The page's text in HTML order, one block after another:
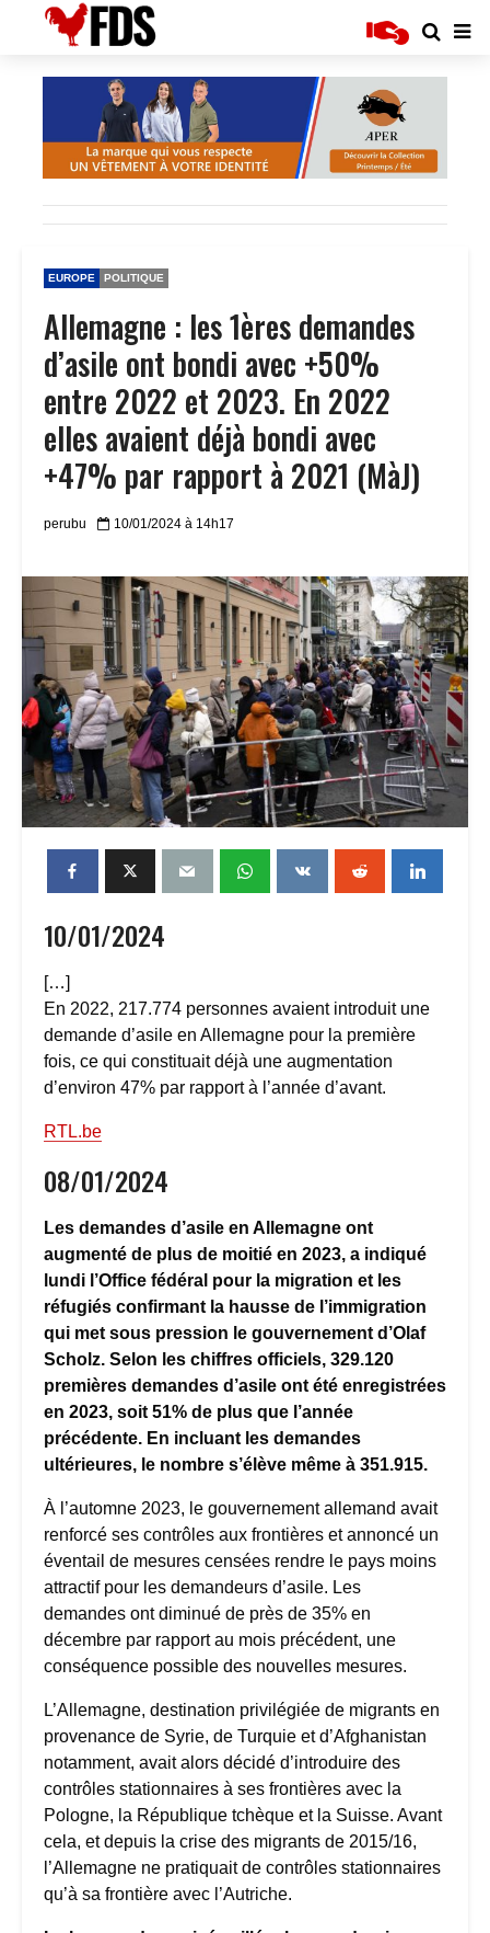
EUROPE POLITIQUE
Allemagne : les 1ères demandes
d’asile ont bondi avec +50%
entre 2022 et 2023. En 2022
elles avaient déjà bondi avec
+47% par rapport à 2021 (MàJ)
perubu 10/01/2024 à 14h17
10/01/2024
[…]
En 2022, 217.774 personnes avaient introduit une
demande d’asile en Allemagne pour la première
fois, ce qui constituait déjà une augmentation
d’environ 47% par rapport à l’année d’avant.
RTL.be
08/01/2024
Les demandes d’asile en Allemagne ont
augmenté de plus de moitié en 2023, a indiqué
lundi l’Office fédéral pour la migration et les
réfugiés confirmant la hausse de l’immigration
qui met sous pression le gouvernement d’Olaf
Scholz. Selon les chiffres officiels, 329.120
premières demandes d’asile ont été enregistrées
en 2023, soit 51% de plus que l’année
précédente. En incluant les demandes
ultérieures, le nombre s’élève même à 351.915.
À l’automne 2023, le gouvernement allemand avait
renforcé ses contrôles aux frontières et annoncé un
éventail de mesures censées rendre le pays moins
attractif pour les demandeurs d’asile. Les
demandes ont diminué de près de 35% en
décembre par rapport au mois précédent, une
conséquence possible des nouvelles mesures.
L’Allemagne, destination privilégiée de migrants en
provenance de Syrie, de Turquie et d’Afghanistan
notamment, avait alors décidé d’introduire des
contrôles stationnaires à ses frontières avec la
Pologne, la République tchèque et la Suisse. Avant
cela, et depuis la crise des migrants de 2015/16,
l’Allemagne ne pratiquait de contrôles stationnaires
qu’à sa frontière avec l’Autriche.